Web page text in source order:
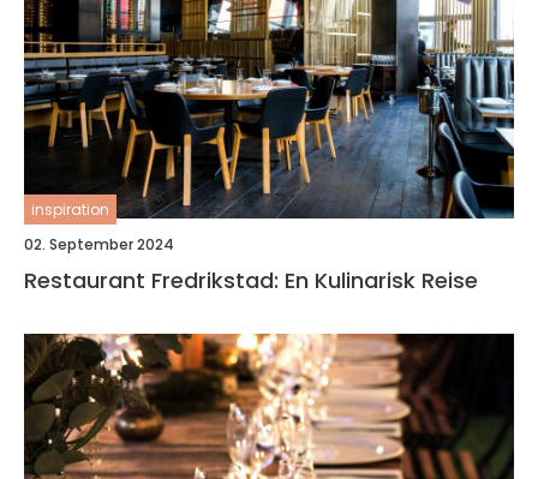
inspiration
02. September 2024
Restaurant Fredrikstad: En Kulinarisk Reise